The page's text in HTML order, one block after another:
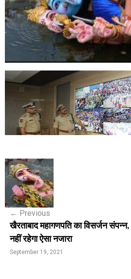
P
o
s
n
a
← Previous
खैरताबाद महागणपति का विसर्जन
नहीं रहेगा ऐसा नजारा
September 19, 2021